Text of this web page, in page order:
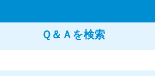
Ｑ＆Ａを検索